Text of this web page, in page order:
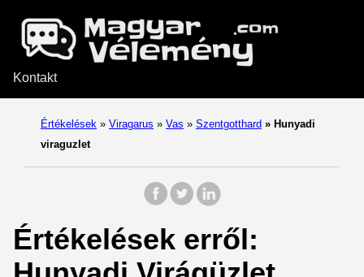
Kontakt
Értékelések » Viragarus » Vas » Szentgotthard » Hunyadi
viraguzlet
Értékelések erről: